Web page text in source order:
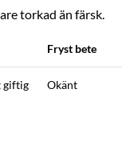
torkad än färsk.
Fryst bete
giftig Okänt